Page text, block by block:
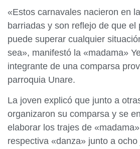
«Estos carnavales nacieron en
barriadas y son reflejo de que el
puede superar cualquier
sea», manifestó la «madama»
integrante de una comparsa
parroquia Unare.
La joven explicó que junto a
organizaron su comparsa y se
elaborar los trajes de
respectiva «danza» junto a